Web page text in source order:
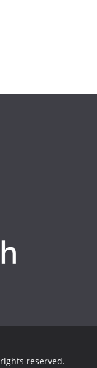
reserved.